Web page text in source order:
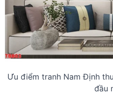
Ưu điểm tranh Nam Định
đầu